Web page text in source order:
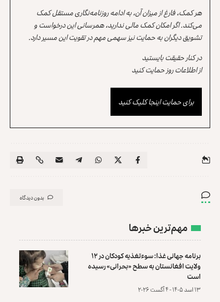
هر کمک، فارغ از میزان آن، به ادامه روزنامه‌نگاری مستقل کمک
می‌کند. اگر امکان کمک مالی ندارید، همرسانی این درخواست و
تشویق دیگران به حمایت نیز سهمی مهم در تقویت این مسیر دارد.
در کنار حقیقت بایستید
از اطلاعات روز حمایت کنید
برای حمایت اینجا کلیک کنید
بدون دیدگاه
مهم‌ترین خبرها
برنامه جهانی غذا: سوءتغذیه کودکان در ۱۲
ولایت افغانستان به سطح «بحرانی» رسیده
است
۱۳ اسد ۱۴۰۵ - ۴ آگست ۲۰۲۶